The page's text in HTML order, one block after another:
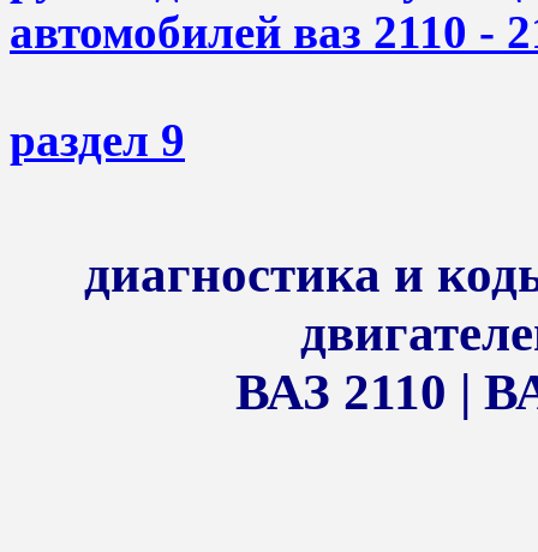
автомобилей ваз 2110 -
раздел 9
диагностика и
ВАЗ 2110 |